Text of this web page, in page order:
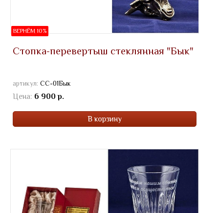
ВЕРНЁМ 10%
Стопка-перевертыш стеклянная "Бык"
артикул: СС-01Бык
Цена: 6 900 р.
В корзину